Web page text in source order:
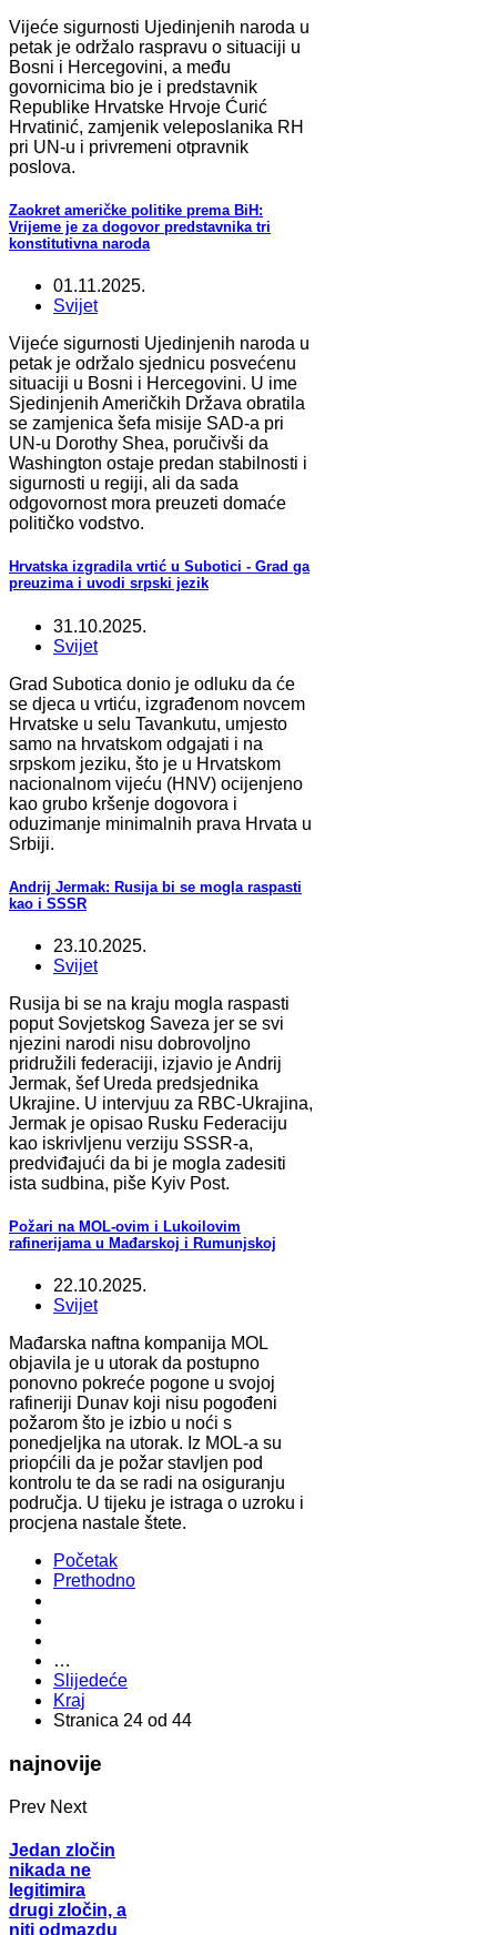
Vijeće sigurnosti Ujedinjenih naroda u
petak je održalo raspravu o situaciji u
Bosni i Hercegovini, a među
govornicima bio je i predstavnik
Republike Hrvatske Hrvoje Ćurić
Hrvatinić, zamjenik veleposlanika RH
pri UN-u i privremeni otpravnik
poslova.
Zaokret američke politike prema BiH:
Vrijeme je za dogovor predstavnika tri
konstitutivna naroda
01.11.2025.
Svijet
Vijeće sigurnosti Ujedinjenih naroda u
petak je održalo sjednicu posvećenu
situaciji u Bosni i Hercegovini. U ime
Sjedinjenih Američkih Država obratila
se zamjenica šefa misije SAD-a pri
UN-u Dorothy Shea, poručivši da
Washington ostaje predan stabilnosti i
sigurnosti u regiji, ali da sada
odgovornost mora preuzeti domaće
političko vodstvo.
Hrvatska izgradila vrtić u Subotici - Grad ga
preuzima i uvodi srpski jezik
31.10.2025.
Svijet
Grad Subotica donio je odluku da će
se djeca u vrtiću, izgrađenom novcem
Hrvatske u selu Tavankutu, umjesto
samo na hrvatskom odgajati i na
srpskom jeziku, što je u Hrvatskom
nacionalnom vijeću (HNV) ocijenjeno
kao grubo kršenje dogovora i
oduzimanje minimalnih prava Hrvata u
Srbiji.
Andrij Jermak: Rusija bi se mogla raspasti
kao i SSSR
23.10.2025.
Svijet
Rusija bi se na kraju mogla raspasti
poput Sovjetskog Saveza jer se svi
njezini narodi nisu dobrovoljno
pridružili federaciji, izjavio je Andrij
Jermak, šef Ureda predsjednika
Ukrajine. U intervjuu za RBC-Ukrajina,
Jermak je opisao Rusku Federaciju
kao iskrivljenu verziju SSSR-a,
predviđajući da bi je mogla zadesiti
ista sudbina, piše Kyiv Post.
Požari na MOL-ovim i Lukoilovim
rafinerijama u Mađarskoj i Rumunjskoj
22.10.2025.
Svijet
Mađarska naftna kompanija MOL
objavila je u utorak da postupno
ponovno pokreće pogone u svojoj
rafineriji Dunav koji nisu pogođeni
požarom što je izbio u noći s
ponedjeljka na utorak. Iz MOL-a su
priopćili da je požar stavljen pod
kontrolu te da se radi na osiguranju
područja. U tijeku je istraga o uzroku i
procjena nastale štete.
Početak
Prethodno
…
Slijedeće
Kraj
Stranica 24 od 44
najnovije
Prev Next
Jedan zločin
nikada ne
legitimira
drugi zločin, a
niti odmazdu